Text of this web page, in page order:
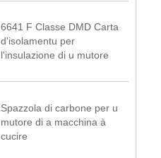
6641 F Classe DMD Carta
d'isolamentu per
l'insulazione di u mutore
Spazzola di carbone per u
mutore di a macchina à
cucire